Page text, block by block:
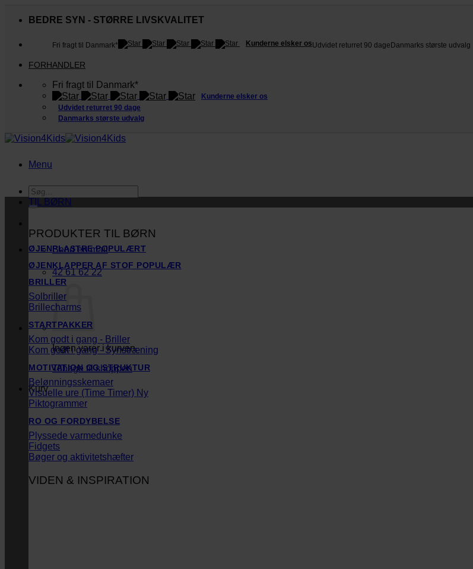
BEDRE SYN - STØRRE LIVSKVALITET
Fri fragt til Danmark* Kunderne elsker osUdvidet returret 90 dage Danmarks største udvalg
FORHANDLER
Fri fragt til Danmark*
Kunderne elsker os
Udvidet returret 90 dage
Danmarks største udvalg
Menu
Søg
efter:
Send en mail
42 61 62 22
Ingen varer i kurven.
Tilbage til shoppen
Kurv
TIL BØRN
PRODUKTER TIL BØRN
ØJENPLASTRE
ØJENKLAPPER AF STOF
BRILLER
Solbriller
Brillecharms
STARTPAKKER
Kom godt i gang - Briller
Kom godt i gang - Synstræning
MOTIVATION OG STRUKTUR
Belønningsskemaer
Visuelle ure (Time Timer)
Piktogrammer
RO OG FORDYBELSE
Plyssede varmedunke
Fidgets
Bøger og aktivitetshæfter
VIDEN & INSPIRATION